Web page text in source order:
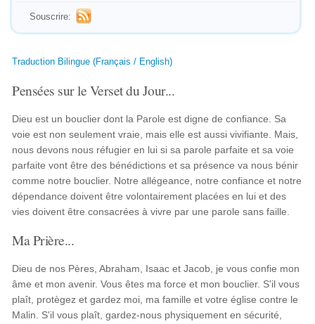
Souscrire:
Traduction Bilingue (Français / English)
Pensées sur le Verset du Jour...
Dieu est un bouclier dont la Parole est digne de confiance. Sa
voie est non seulement vraie, mais elle est aussi vivifiante. Mais,
nous devons nous réfugier en lui si sa parole parfaite et sa voie
parfaite vont être des bénédictions et sa présence va nous bénir
comme notre bouclier. Notre allégeance, notre confiance et notre
dépendance doivent être volontairement placées en lui et des
vies doivent être consacrées à vivre par une parole sans faille.
Ma Prière...
Dieu de nos Pères, Abraham, Isaac et Jacob, je vous confie mon
âme et mon avenir. Vous êtes ma force et mon bouclier. S'il vous
plaît, protègez et gardez moi, ma famille et votre église contre le
Malin. S'il vous plaît, gardez-nous physiquement en sécurité,